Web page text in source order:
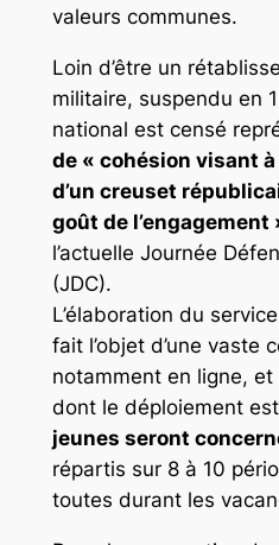
valeurs communes.
Loin d’être un
militaire, suspendu en
national est censé
de « cohésion visant
d’un creuset
goût de l’engagement
l’actuelle Journée
(JDC).
L’élaboration du
fait l’objet d’une vaste
notamment en ligne, et
dont le déploiement
jeunes seront
répartis sur 8 à 10
toutes durant les